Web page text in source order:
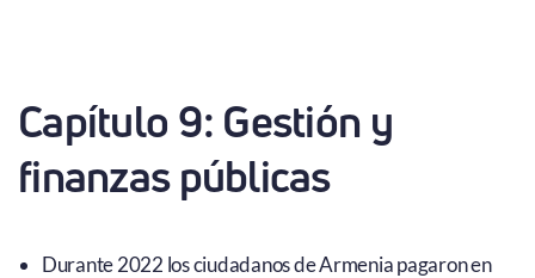
Capítulo 9: Gestión y
finanzas públicas
Durante 2022 los ciudadanos de Armenia pagaron en